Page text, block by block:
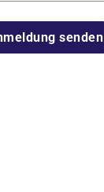
senden